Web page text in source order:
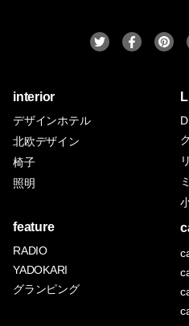
interior
デザインホテル
北欧デザイン
椅子
照明
feature
RADIO
YADOKARI
グランピング